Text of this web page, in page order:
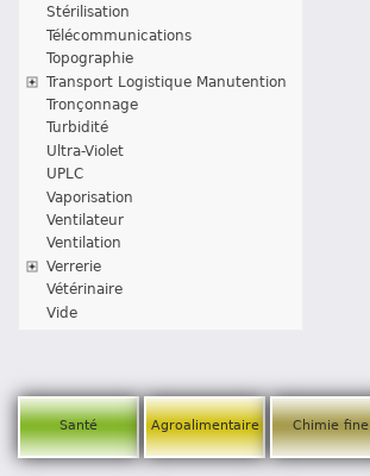
Stérilisation
Télécommunications
Topographie
Transport Logistique Manutention
Tronçonnage
Turbidité
Ultra-Violet
UPLC
Vaporisation
Ventilateur
Ventilation
Verrerie
Vétérinaire
Vide
Santé Agroalimentaire Chimie fine